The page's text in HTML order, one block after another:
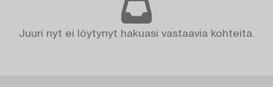
Juuri nyt ei löytynyt hakuasi vastaavia kohteita.